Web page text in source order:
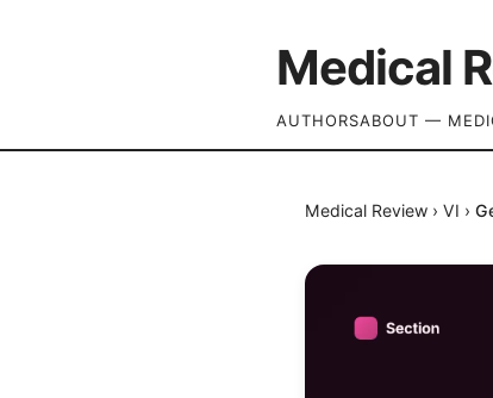
Medical
AUTHORSABOUT —
Medical Review › VI ›